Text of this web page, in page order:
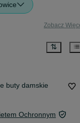
Zobacz
buty damskie
Ochronnym